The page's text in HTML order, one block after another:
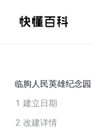
临朐人民英雄纪念园
1 建立日期
2 改建详情